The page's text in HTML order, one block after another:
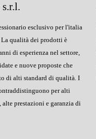
esclusivo per l'italia
qualità dei prodotti è
di esperienza nel settore,
e nuove proposte che
di alti standard di qualità. I
per alti
alte prestazioni e garanzia di